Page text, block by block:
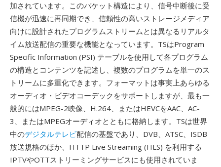
加されています。このパケット構造により、信号中断後に受
信機が迅速に再同期でき、信頼性の高いストレージメディア
向けに設計されたプログラムストリームとは異なるリアルタ
イム放送配信の重要な機能となっています。TSはProgram
Specific Information (PSI) テーブルを使用して各プログラム
の構造とコンテンツを記述し、複数のプログラムを単一のス
トリームに多重化できます。フォーマットは事実上あらゆる
オーディオ・ビデオコーデックをサポートしますが、最も一
般的にはMPEG-2映像、H.264、またはHEVCをAAC、AC-
3、またはMPEGオーディオとともに格納します。TSは世界
中のデジタルテレビ配信の基盤であり、DVB、ATSC、ISDB
放送規格のほか、HTTP Live Streaming (HLS) を利用する
IPTVやOTTストリーミングサービスにも使用されていま